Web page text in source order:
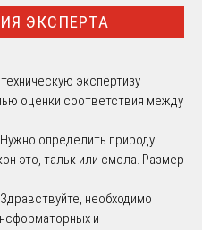
ЭКСПЕРТА
экспертизу
оценки соответствия между
Нужно определить природу
это, тальк или смола. Размер
Здравствуйте, необходимо
и